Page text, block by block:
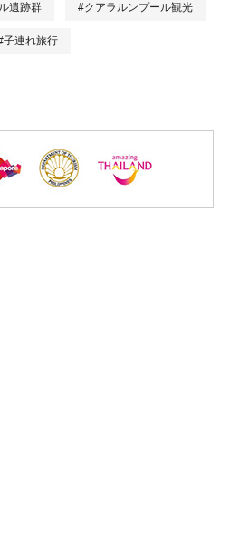
遺跡群 #クアラルンプール観光
子連れ旅行